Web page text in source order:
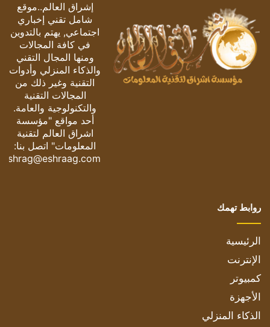
إشراق العالم..موقع
شامل تقني إخباري
اجتماعي, يهتم بالتدوين
في كافة المجالات
ومنها المجال التقني
والذكاء المنزلي وأدوات
التقنية وغير ذلك من
المجالات التقنية
والتكنولوجية والعامة.
أحد مواقع "مؤسسة
اشراق العالم لتقنية
المعلومات" اتصل بنا:
eshrag@eshraag.com
روابط تهمك
الرئيسية
الإنترنت
كمبيوتر
الأجهزة
الذكاء المنزلي